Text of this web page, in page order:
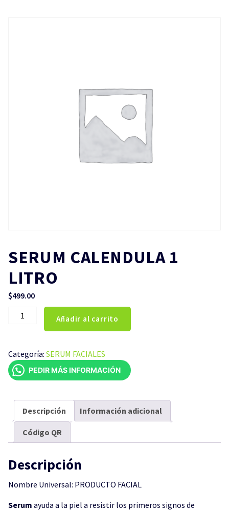
SERUM CALENDULA 1
LITRO
$499.00
SERUM
LITRO
cantidad
Añadir al carrito
Categoría: SERUM FACIALES
PEDIR MÁS INFORMACIÓN
Descripción Información adicional
Código QR
Descripción
Nombre Universal: PRODUCTO FACIAL
Serum ayuda a la piel a resistir los primeros signos de